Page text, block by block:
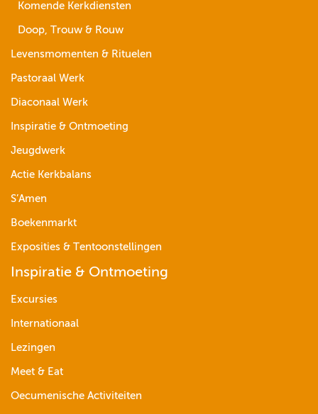
Komende Kerkdiensten
Doop, Trouw & Rouw
Levensmomenten & Rituelen
Pastoraal Werk
Diaconaal Werk
Inspiratie & Ontmoeting
Jeugdwerk
Actie Kerkbalans
S’Amen
Boekenmarkt
Exposities & Tentoonstellingen
Inspiratie & Ontmoeting
Excursies
Internationaal
Lezingen
Meet & Eat
Oecumenische Activiteiten